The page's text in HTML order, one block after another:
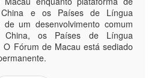
e os Países de Língua
um desenvolvimento comum
os Países de Língua
O Fórum de Macau está sediado